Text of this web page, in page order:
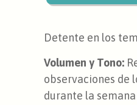
Detente en los
Volumen y Tono:
observaciones de
durante la